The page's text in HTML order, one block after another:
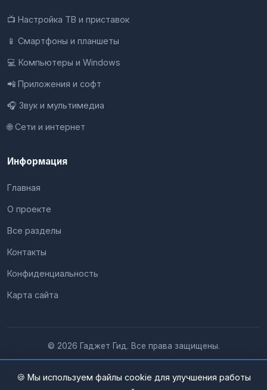
📺 Настройка ТВ и приставок
📱 Смартфоны и планшеты
💻 Компьютеры и Windows
📲 Приложения и софт
🎧 Звук и мультимедиа
🌐 Сети и интернет
Информация
Главная
О проекте
Все разделы
Контакты
Конфиденциальность
Карта сайта
© 2026 Гаджет Гид. Все права защищены.
🍪 Мы используем файлы cookie для улучшения работы